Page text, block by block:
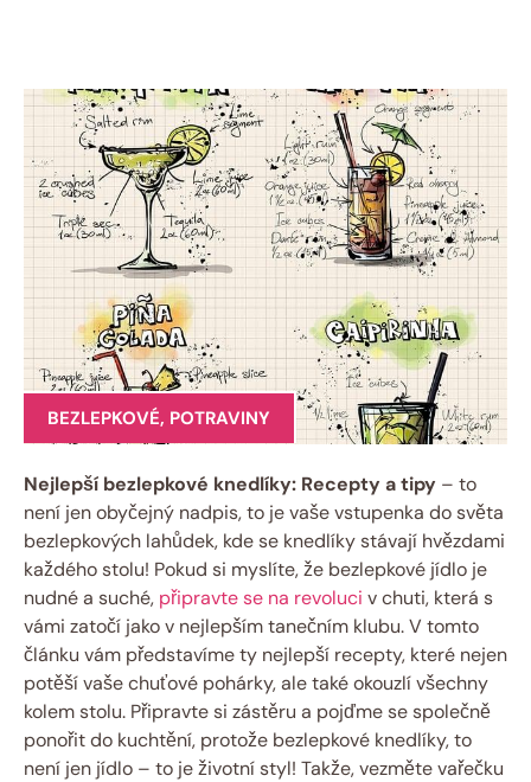
BEZLEPKOVÉ, POTRAVINY
Nejlepší⁣ bezlepkové knedlíky: Recepty a tipy – to
není⁢ jen obyčejný nadpis, to je vaše vstupenka do světa
⁢bezlepkových​ lahůdek, kde se knedlíky stávají hvězdami
každého stolu! Pokud si myslíte, že bezlepkové jídlo ‌je
nudné a suché, připravte se na revoluci v chuti, která s
vámi zatočí jako v nejlepším tanečním klubu. V tomto
⁣článku vám představíme ty nejlepší recepty, které‌ nejen
potěší vaše chuťové pohárky, ⁢ale také okouzlí všechny
kolem stolu. Připravte si zástěru a pojďme se ⁢společně
‌ponořit do kuchtění, protože bezlepkové knedlíky, to⁢
není jen jídlo – to je životní styl! Takže, vezměte vařečku